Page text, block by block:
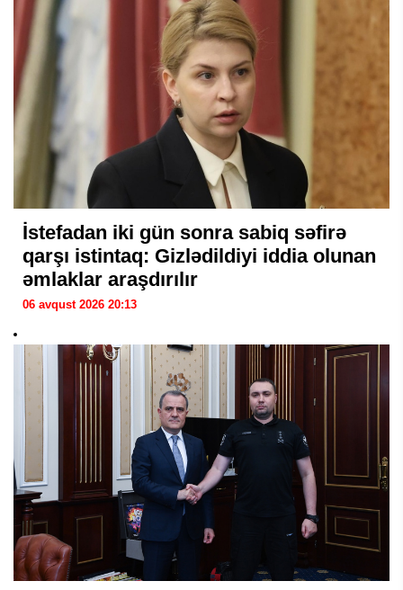
İstefadan iki gün sonra sabiq səfirə
qarşı istintaq: Gizlədildiyi iddia olunan
əmlaklar araşdırılır
06 avqust 2026 20:13